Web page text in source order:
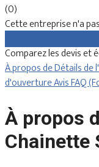
(0)
Cette entreprise n'a
Comparez les devis et
À propos deDétails de
d'ouvertureAvisFAQ
À propos
Chainette